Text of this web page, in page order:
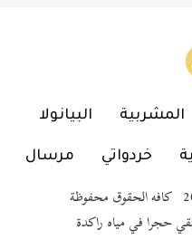
المشربية البيانولا
خردواتي مرسال
حجرا في مياه راكدة